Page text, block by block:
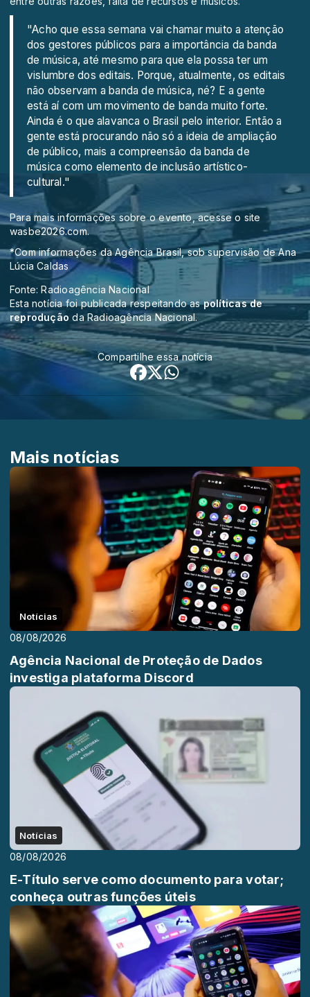
"Acho que essa semana vai chamar muito a atenção
dos gestores públicos para a importância da banda
de música, até mesmo para que ela possa ter um
vislumbre dos editais. Porque, atualmente, os editais
não observam a banda de música, né? E a gente
está aí com um movimento de banda muito forte.
Ainda é o que alavanca o Brasil pelo interior. Então a
gente está procurando não só a ideia de ampliação
de público, mais a compreensão da banda de
música como elemento de inclusão artístico-
cultural."
Para mais informações sobre o evento, acesse o site
wasbe2026.com.
*Com informações da Agência Brasil, sob supervisão de Ana
Lúcia Caldas
Fonte: Radioagência Nacional
Esta notícia foi publicada respeitando aspolíticas de
reprodução da Radioagência Nacional.
Compartilhe essa notícia
Mais notícias
Notícias
08/08/2026
Agência Nacional de Proteção de Dados
investiga plataforma Discord
Notícias
08/08/2026
E-Título serve como documento para votar;
conheça outras funções úteis